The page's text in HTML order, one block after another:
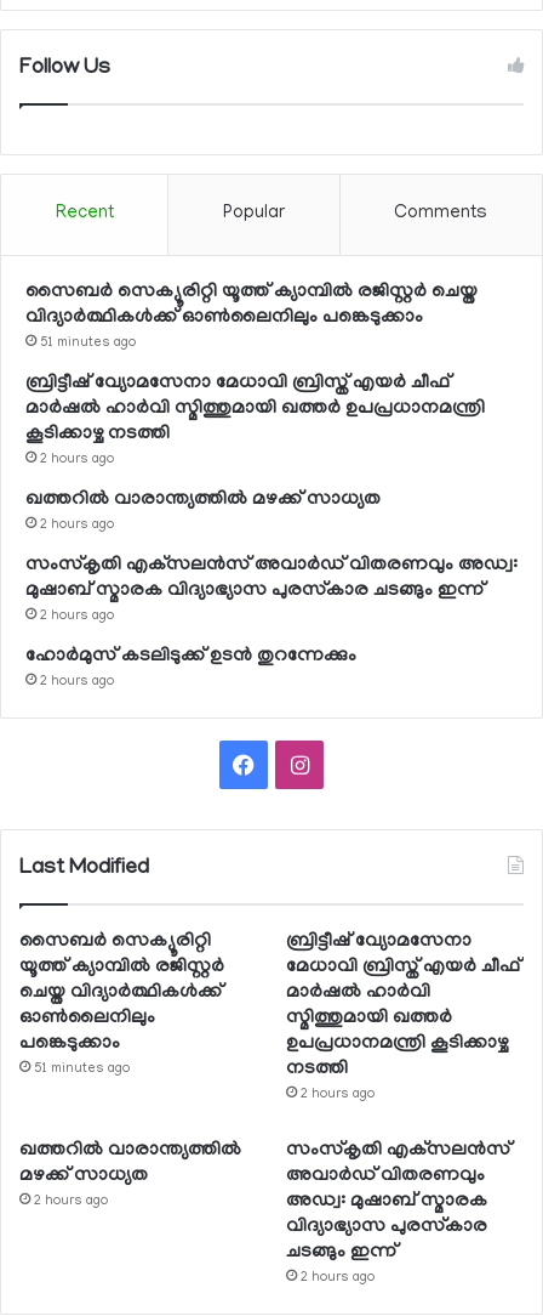
Follow Us
Recent Popular Comments
സൈബര്‍ സെക്യൂരിറ്റി യൂത്ത് ക്യാമ്പില്‍ രജിസ്റ്റര്‍ ചെയ്ത
വിദ്യാര്‍ത്ഥികള്‍ക്ക് ഓണ്‍ലൈനിലും പങ്കെടുക്കാം
51 minutes ago
ബ്രിട്ടീഷ് വ്യോമസേനാ മേധാവി ബ്രിസ്ത് എയര്‍ ചീഫ്
മാര്‍ഷല്‍ ഹാര്‍വി സ്മിത്തുമായി ഖത്തര്‍ ഉപപ്രധാനമന്ത്രി
കൂടിക്കാഴ്ച നടത്തി
2 hours ago
ഖത്തറില്‍ വാരാന്ത്യത്തില്‍ മഴക്ക് സാധ്യത
2 hours ago
സംസ്‌കൃതി എക്‌സലന്‍സ് അവാര്‍ഡ് വിതരണവും അഡ്വ:
മുഷാബ് സ്മാരക വിദ്യാഭ്യാസ പുരസ്‌കാര ചടങ്ങും ഇന്ന്
2 hours ago
ഹോര്‍മുസ് കടലിടുക്ക് ഉടന്‍ തുറന്നേക്കും
2 hours ago
FacebookInstagram
Last Modified
സൈബര്‍ സെക്യൂരിറ്റി
യൂത്ത് ക്യാമ്പില്‍ രജിസ്റ്റര്‍
ചെയ്ത വിദ്യാര്‍ത്ഥികള്‍ക്ക്
ഓണ്‍ലൈനിലും
പങ്കെടുക്കാം
51 minutes ago
ബ്രിട്ടീഷ് വ്യോമസേനാ
മേധാവി ബ്രിസ്ത് എയര്‍ ചീഫ്
മാര്‍ഷല്‍ ഹാര്‍വി
സ്മിത്തുമായി ഖത്തര്‍
ഉപപ്രധാനമന്ത്രി കൂടിക്കാഴ്ച
നടത്തി
2 hours ago
ഖത്തറില്‍ വാരാന്ത്യത്തില്‍
മഴക്ക് സാധ്യത
2 hours ago
സംസ്‌കൃതി എക്‌സലന്‍സ്
അവാര്‍ഡ് വിതരണവും
അഡ്വ: മുഷാബ് സ്മാരക
വിദ്യാഭ്യാസ പുരസ്‌കാര
ചടങ്ങും ഇന്ന്
2 hours ago